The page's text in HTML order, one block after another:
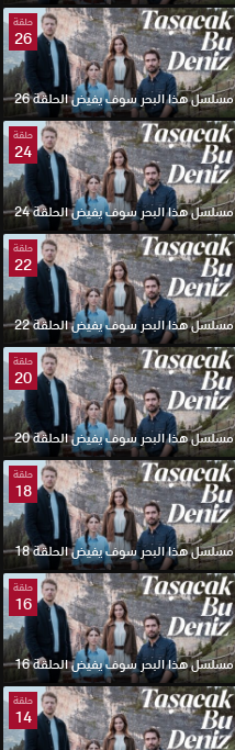
حلقة
26
مسلسل هذا البحر سوف يفيض الحلقة 26
حلقة
24
مسلسل هذا البحر سوف يفيض الحلقة 24
حلقة
22
مسلسل هذا البحر سوف يفيض الحلقة 22
حلقة
20
مسلسل هذا البحر سوف يفيض الحلقة 20
حلقة
18
مسلسل هذا البحر سوف يفيض الحلقة 18
حلقة
16
مسلسل هذا البحر سوف يفيض الحلقة 16
حلقة
14